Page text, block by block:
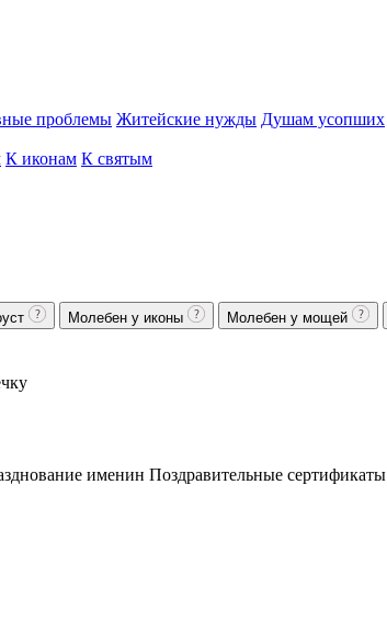
проблемы Житейские нужды Душам усопших
К иконам К святым
Молебен у иконы Молебен у мощей
именин Поздравительные сертификаты